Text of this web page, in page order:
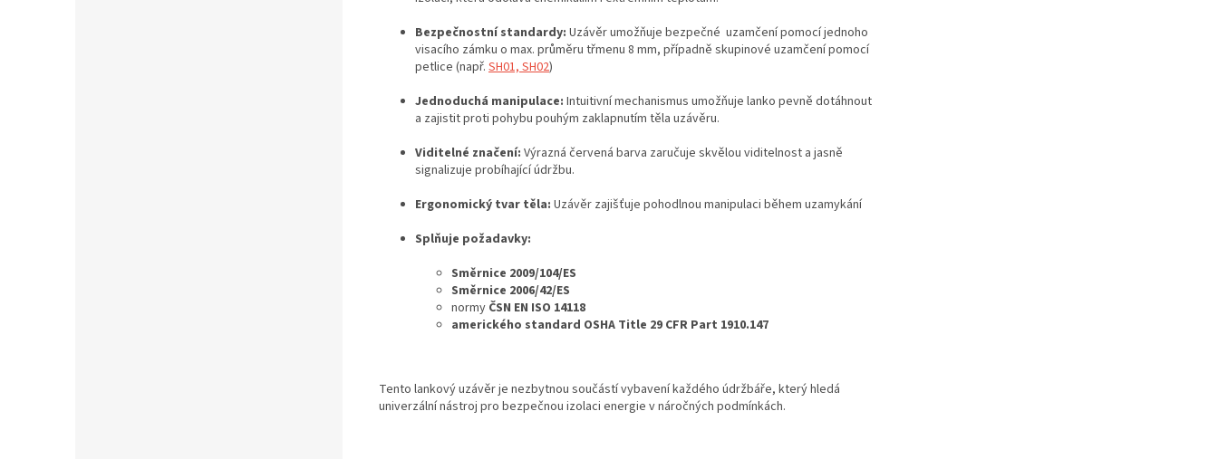
Bezpečnostní standardy: Uzávěr umožňuje bezpečné uzamčení pomocí jednoho
visacího zámku o max. průměru třmenu 8 mm, případně skupinové uzamčení pomocí
petlice (např. SH01, SH02)
Jednoduchá manipulace: Intuitivní mechanismus umožňuje lanko pevně dotáhnout
a zajistit proti pohybu pouhým zaklapnutím těla uzávěru.
Viditelné značení: Výrazná červená barva zaručuje skvělou viditelnost a jasně
signalizuje probíhající údržbu.
Ergonomický tvar těla: Uzávěr zajišťuje pohodlnou manipulaci během uzamykání
Splňuje požadavky:
Směrnice 2009/104/ES
Směrnice 2006/42/ES
normy ČSN EN ISO 14118
amerického standard OSHA Title 29 CFR Part 1910.147
Tento lankový uzávěr je nezbytnou součástí vybavení každého údržbáře, který hledá
univerzální nástroj pro bezpečnou izolaci energie v náročných podmínkách.